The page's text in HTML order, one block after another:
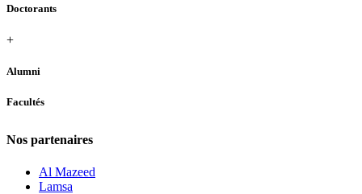
Doctorants
+
Alumni
Facultés
Nos partenaires
Al Mazeed
Lamsa